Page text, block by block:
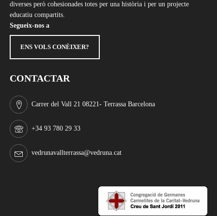
diverses però cohesionades totes per una història i per un projecte
educatiu compartits.
Segueix-nos a
ENS VOLS CONÈIXER?
CONTACTAR
Carrer del Vall 21 08221- Terrassa Barcelona
+34 93 780 29 33
vedrunavallterrassa@vedruna.cat